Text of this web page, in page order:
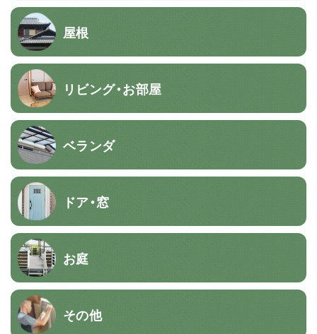
屋根
リビング・お部屋
ベランダ
ドア・窓
お庭
その他